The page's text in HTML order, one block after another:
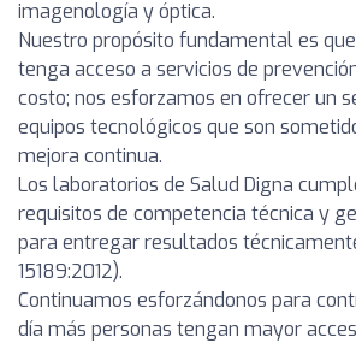
imagenología y óptica.
Nuestro propósito fundamental es
tenga acceso a servicios de
costo; nos esforzamos en ofrecer un
equipos tecnológicos que son
mejora continua.
Los laboratorios de Salud Digna
requisitos de competencia técnica y
para entregar resultados
15189:2012).
Continuamos esforzándonos para
día más personas tengan mayor